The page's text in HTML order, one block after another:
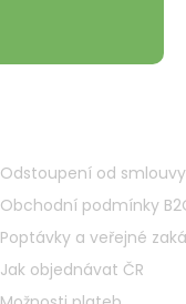
Odstoupení od smlouvy
Obchodní podmínky
Poptávky a veřejné
Jak objednávat ČR